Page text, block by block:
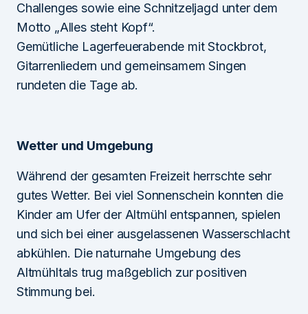
Challenges sowie eine Schnitzeljagd unter dem
Motto „Alles steht Kopf“.
Gemütliche Lagerfeuerabende mit Stockbrot,
Gitarrenliedern und gemeinsamem Singen
rundeten die Tage ab.
Wetter und Umgebung
Während der gesamten Freizeit herrschte sehr
gutes Wetter. Bei viel Sonnenschein konnten die
Kinder am Ufer der Altmühl entspannen, spielen
und sich bei einer ausgelassenen Wasserschlacht
abkühlen. Die naturnahe Umgebung des
Altmühltals trug maßgeblich zur positiven
Stimmung bei.